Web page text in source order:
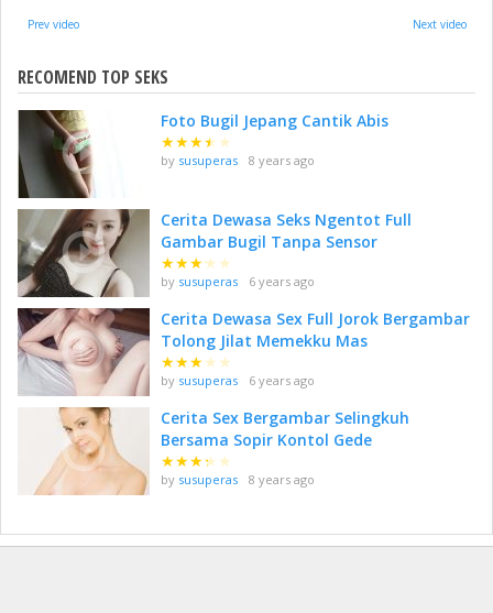
Prev video Next video
RECOMEND TOP SEKS
Foto Bugil Jepang Cantik Abis
★★★★ ★
by susuperas 8 years ago
Cerita Dewasa Seks Ngentot Full
Gambar Bugil Tanpa Sensor
★★★★ ★
by susuperas 6 years ago
Cerita Dewasa Sex Full Jorok Bergambar
Tolong Jilat Memekku Mas
★★★★ ★
by susuperas 6 years ago
Cerita Sex Bergambar Selingkuh
Bersama Sopir Kontol Gede
★★★★ ★
by susuperas 8 years ago